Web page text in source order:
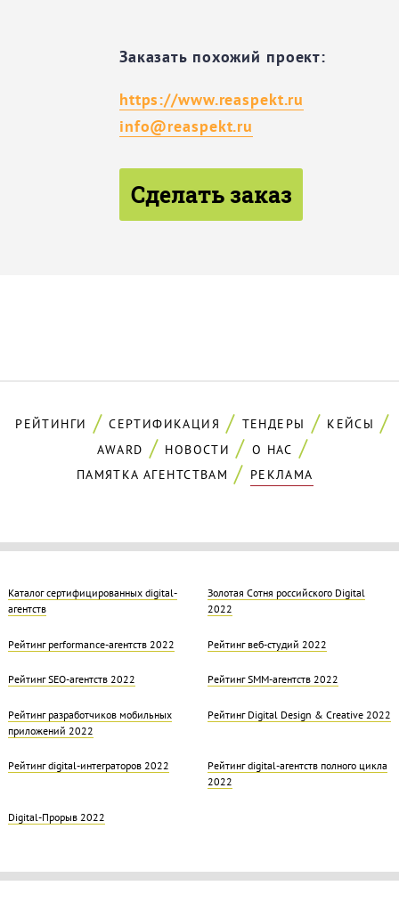
Заказать похожий проект:
https://www.reaspekt.ru
info@reaspekt.ru
Сделать заказ
РЕЙТИНГИ СЕРТИФИКАЦИЯ ТЕНДЕРЫ
КЕЙСЫ
AWARD
НОВОСТИ
О НАС
ПАМЯТКА АГЕНТСТВАМ
РЕКЛАМА
Каталог сертифицированных digital-
агентств
Золотая Cотня российского Digital
2022
Рейтинг performance-агентств 2022 Рейтинг веб-студий 2022
Рейтинг SEO-агентств 2022 Рейтинг SMM-агентств 2022
Рейтинг разработчиков мобильных
приложений 2022
Рейтинг Digital Design & Creative 2022
Рейтинг digital-интеграторов 2022
Рейтинг digital-агентств полного цикла
2022
Digital-Прорыв 2022